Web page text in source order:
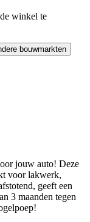
winkel te
bouwmarkten
jouw auto! Deze
voor lakwerk,
geeft een
3 maanden tegen